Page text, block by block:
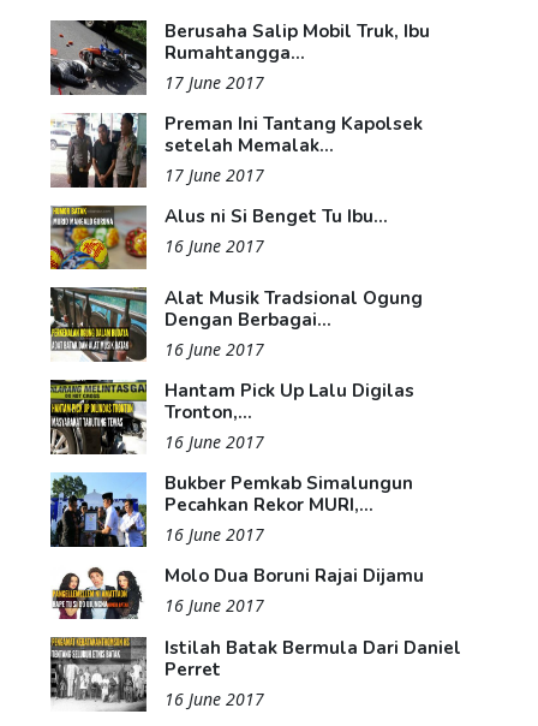
Berusaha Salip Mobil Truk, Ibu
Rumahtangga...
17 June 2017
Preman Ini Tantang Kapolsek
setelah Memalak...
17 June 2017
Alus ni Si Benget Tu Ibu...
16 June 2017
Alat Musik Tradsional Ogung
Dengan Berbagai...
16 June 2017
Hantam Pick Up Lalu Digilas
Tronton,...
16 June 2017
Bukber Pemkab Simalungun
Pecahkan Rekor MURI,...
16 June 2017
Molo Dua Boruni Rajai Dijamu
16 June 2017
Istilah Batak Bermula Dari Daniel
Perret
16 June 2017